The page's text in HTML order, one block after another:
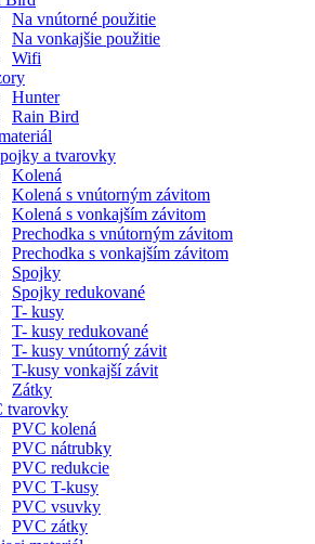
Na vnútorné použitie
Na vonkajšie použitie
Wifi
Hunter
Rain Bird
a tvarovky
Kolená
Kolená s vnútorným závitom
Kolená s vonkajším závitom
Prechodka s vnútorným závitom
Prechodka s vonkajším závitom
Spojky
Spojky redukované
T- kusy
T- kusy redukované
T- kusy vnútorný závit
T-kusy vonkajší závit
Zátky
tvarovky
PVC kolená
PVC nátrubky
PVC redukcie
PVC T-kusy
PVC vsuvky
PVC zátky